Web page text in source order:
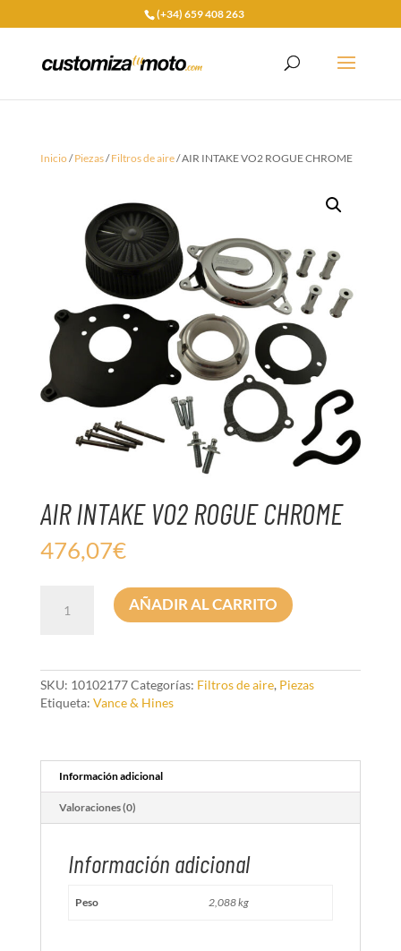
(+34) 659 408 263
Inicio/Piezas/Filtros de aire/ AIR INTAKE VO2 ROGUE CHROME
AIR INTAKE VO2 ROGUE CHROME
476,07€
INTAKE
cantidad
AÑADIR AL CARRITO
SKU: 10102177Categorías: Filtros de aire, Piezas
Etiqueta: Vance & Hines
Información adicional
Valoraciones (0)
Información adicional
Peso 2,088 kg